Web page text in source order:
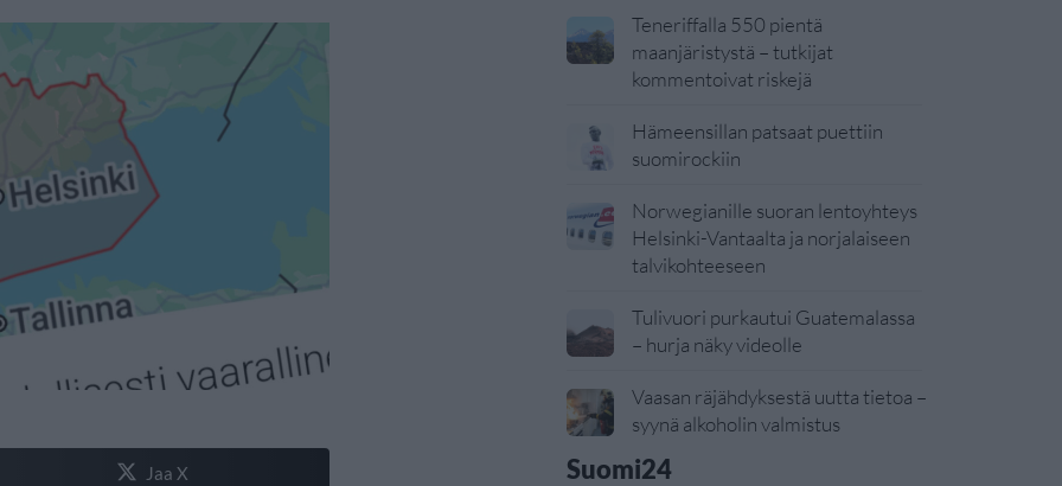
Jaa X
Teneriffalla 550 pientä
maanjäristystä – tutkijat
kommentoivat riskejä
Hämeensillan patsaat puettiin
suomirockiin
Norwegianille suoran lentoyhteys
Helsinki-Vantaalta ja norjalaiseen
talvikohteeseen
Tulivuori purkautui Guatemalassa
– hurja näky videolle
Vaasan räjähdyksestä uutta tietoa –
syynä alkoholin valmistus
Suomi24